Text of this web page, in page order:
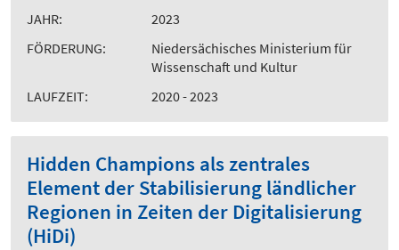
JAHR:
2023
FÖRDERUNG:
Niedersächisches Ministerium für
Wissenschaft und Kultur
LAUFZEIT:
2020 - 2023
Hidden Champions als zentrales
Element der Stabilisierung ländlicher
Regionen in Zeiten der Digitalisierung
(HiDi)